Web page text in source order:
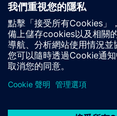
專屬培訓諮詢
若您需要針對專屬培訓課程（無
SITRAIN 培訓中心舉辦）索取報
類請求適合較大規模的團體（6
培訓需求後，我們將向您發送報價
索取專屬報價